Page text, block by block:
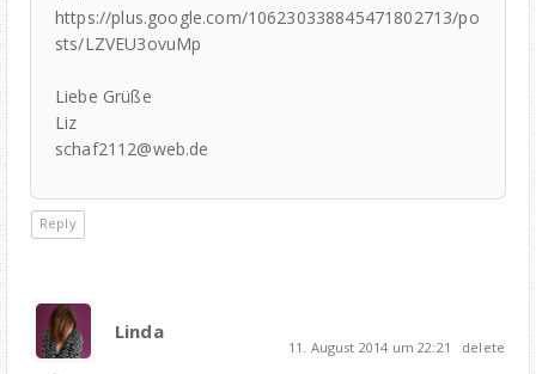
https://plus.google.com/106230338845471802713/po
sts/LZVEU3ovuMp
Liebe Grüße
Liz
schaf2112@web.de
Reply
Linda
11. August 2014 um 22:21 delete